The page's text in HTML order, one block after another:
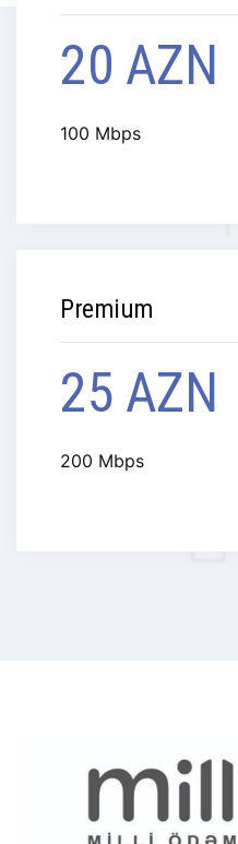
20 AZN
100 Mbps
Premium
25 AZN
200 Mbps